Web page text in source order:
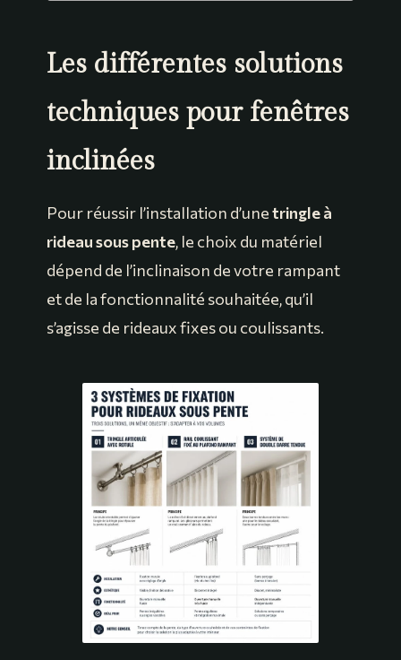
Les différentes solutions
techniques pour fenêtres
inclinées
Pour réussir l’installation d’unetringle à
rideau sous pente, le choix du matériel
dépend de l’inclinaison de votre rampant
et de la fonctionnalité souhaitée, qu’il
s’agisse de rideaux fixes ou coulissants.